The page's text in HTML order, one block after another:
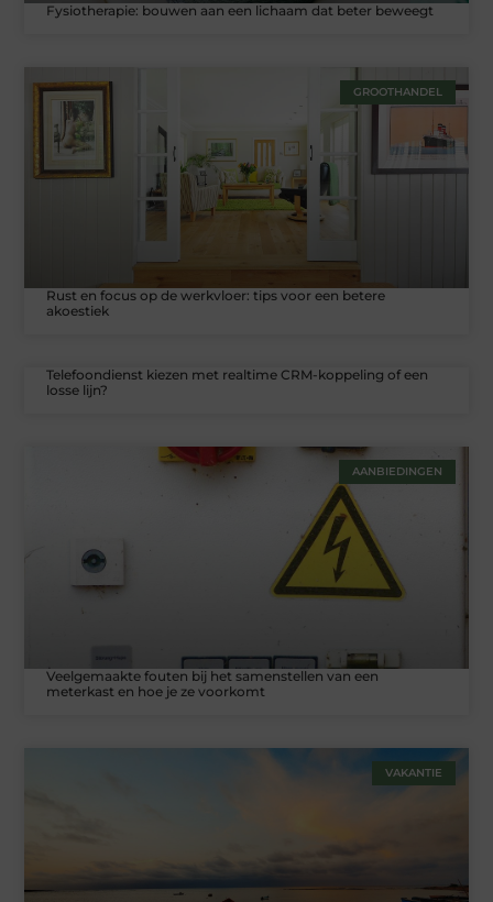
Fysiotherapie: bouwen aan een lichaam dat beter beweegt
GROOTHANDEL
Rust en focus op de werkvloer: tips voor een betere
akoestiek
Telefoondienst kiezen met realtime CRM-koppeling of een
losse lijn?
AANBIEDINGEN
Veelgemaakte fouten bij het samenstellen van een
meterkast en hoe je ze voorkomt
VAKANTIE